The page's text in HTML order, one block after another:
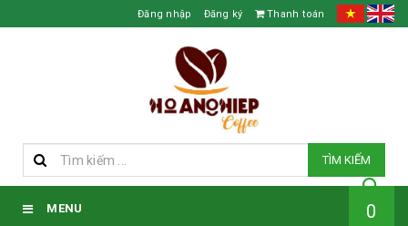
Đăng nhập Đăng ký Thanh toán
TÌM KIẾM
MENU 0